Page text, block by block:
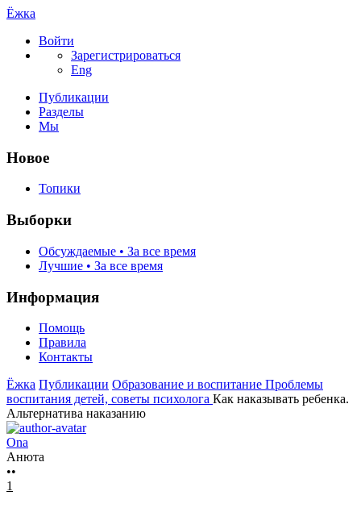
Ёжка
Войти
Зарегистрироваться
Eng
Публикации
Разделы
Мы
Новое
Топики
Выборки
Обсуждаемые • За все время
Лучшие • За все время
Информация
Помощь
Правила
Контакты
Ёжка Публикации Образование и воспитание Проблемы
воспитания детей, советы психолога Как наказывать ребенка.
Альтернатива наказанию
Ona
Анюта
••
1